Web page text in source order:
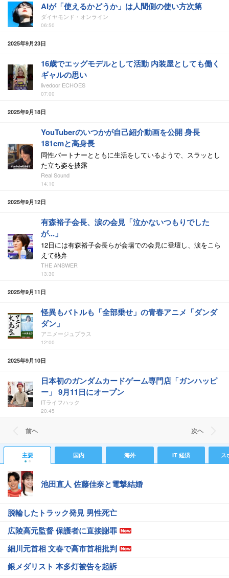
AIが「使えるかどうか」は人間側の使い方次第
ダイヤモンド・オンライン
06:50
2025年9月23日
16歳でエッグモデルとして活動 内装屋としても働く
ギャルの思い
livedoor ECHOES
07:00
2025年9月18日
YouTuberのいつかが自己紹介動画を公開 身長
181cmと高身長
同性パートナーとともに生活をしているようで、スラッとし
た立ち姿を披露
Real Sound
14:10
2025年9月12日
有森裕子会長、涙の会見「泣かないつもりでした
が...」
12日には有森裕子会長らが会場での会見に登壇し、涙をこら
えて熱弁
THE ANSWER
13:30
2025年9月11日
怪異もバトルも「全部乗せ」の青春アニメ「ダンダ
ダン」
アニメージュプラス
12:00
2025年9月10日
日本初のガンダムカードゲーム専門店「ガンハッピ
ー」 9月11日にオープン
ITライフハック
20:45
前ヘ 次ヘ
主要 国内 海外 IT 経済 ス
池田直人 佐藤佳奈と電撃結婚
脱輪したトラック発見 男性死亡
広陵高元監督 保護者に直接謝罪
細川元首相 文春で高市首相批判
銀メダリスト 本多灯被告を起訴